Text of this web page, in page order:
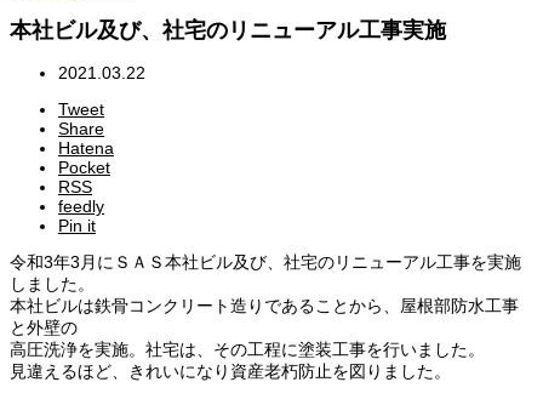
本社ビル及び、社宅のリニューアル工事実施
2021.03.22
Tweet
Share
Hatena
Pocket
RSS
feedly
Pin it
令和3年3月にＳＡＳ本社ビル及び、社宅のリニューアル工事を実施
しました。
本社ビルは鉄骨コンクリート造りであることから、屋根部防水工事
と外壁の
高圧洗浄を実施。社宅は、その工程に塗装工事を行いました。
見違えるほど、きれいになり資産老朽防止を図りました。